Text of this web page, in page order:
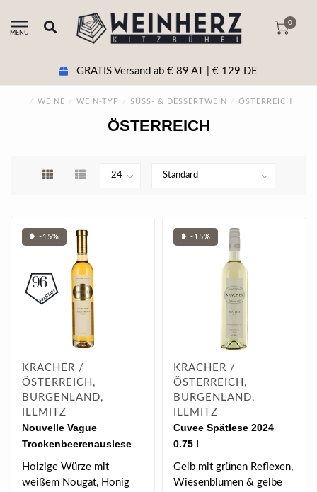
MENU
0
GRATIS Versand ab € 89 AT | € 129 DE
/ WEINE / WEIN-TYP / SÜSS- & DESSERTWEIN / ÖSTERREICH
ÖSTERREICH
❥ -15%
KRACHER /
ÖSTERREICH,
BURGENLAND,
ILLMITZ
Nouvelle Vague
Trockenbeerenauslese
No.3 Grande Cuvee 2022
0.375 l
Holzige Würze mit
weißem Nougat, Honig
❥ -15%
KRACHER /
ÖSTERREICH,
BURGENLAND,
ILLMITZ
Cuvee Spätlese 2024
0.75 l
Gelb mit grünen Reflexen,
Wiesenblumen & gelbe